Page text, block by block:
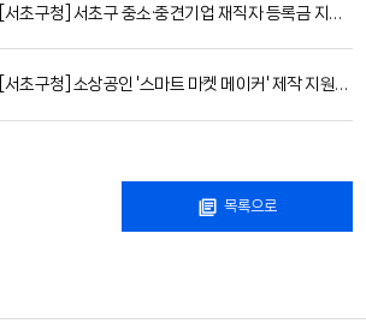
[서초구청] 소상공인 '스마트 마켓 메이커' 제작 지원사업(~11/21)
목록으로